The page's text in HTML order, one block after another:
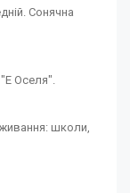
Сонячна
"Е Оселя".
школи,